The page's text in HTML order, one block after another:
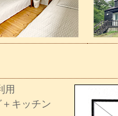
用
キッチン